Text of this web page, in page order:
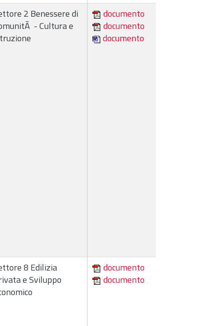
2 Benessere di
- Cultura e
documento
documento
documento
8 Edilizia
e Sviluppo
documento
documento